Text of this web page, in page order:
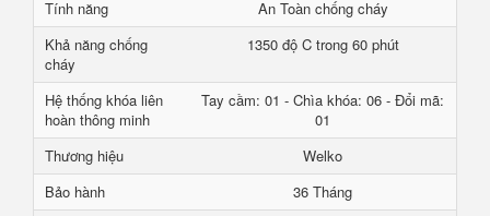
Tính năng
An Toàn chống cháy
Khả năng chống
cháy
1350 độ C trong 60 phút
Hệ thống khóa liên
hoàn thông minh
Tay cầm: 01 - Chìa khóa: 06 - Đổi mã:
01
Thương hiệu
Welko
Bảo hành
36 Tháng